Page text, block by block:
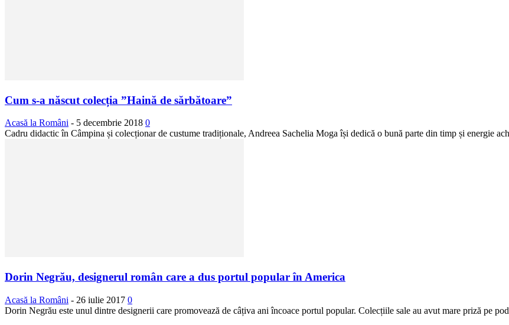
Cum s-a născut colecția ”Haină de sărbătoare”
Acasă la Români - 5 decembrie 2018 0
Cadru didactic în Câmpina și colecționar de custume tradiționale, Andreea Sachelia Moga își dedică o bună parte din timp și energie
Dorin Negrău, designerul român care a dus portul popular în America
Acasă la Români - 26 iulie 2017 0
Dorin Negrău este unul dintre designerii care promovează de câțiva ani încoace portul popular. Colecțiile sale au avut mare priză pe